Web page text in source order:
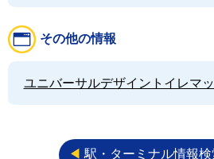
その他の情報
ユニバーサルデザイントイレマ
◀︎ 駅・ターミナル情報